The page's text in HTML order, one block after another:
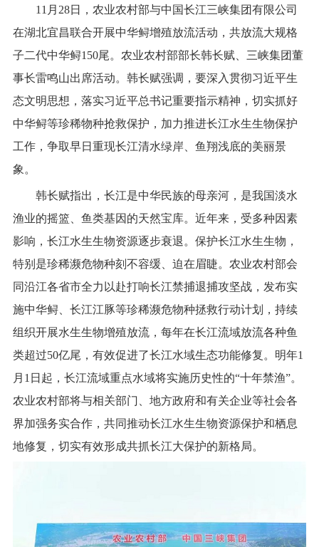
11 月 28日，农业农村部与中国长江三峡集团有限公司
在湖北宜昌联合开展中华鲟增殖放流活动，共放流大规格
子二代中华鲟150尾。农业农村部部长韩长赋、三峡集团董
事长雷鸣山出席活动。韩长赋强调，要深入贯彻习近平生
态文明思想，落实习近平总书记重要指示精神，切实抓好
中华鲟等珍稀物种抢救保护，加力推进长江水生生物保护
工作，争取早日重现长江清水绿岸、鱼翔浅底的美丽景
象。
韩长赋指出，长江是中华民族的母亲河，是我国淡水
渔业的摇篮、鱼类基因的天然宝库。近年来，受多种因素
影响，长江水生生物资源逐步衰退。保护长江水生生物，
特别是珍稀濒危物种刻不容缓、迫在眉睫。农业农村部会
同沿江各省市全力以赴打响长江禁捕退捕攻坚战，发布实
施中华鲟、长江江豚等珍稀濒危物种拯救行动计划，持续
组织开展水生生物增殖放流，每年在长江流域放流各种鱼
类超过50亿尾，有效促进了长江水域生态功能修复。明年1
月 1 日起，长江流域重点水域将实施历史性的“十年禁渔”。
农业农村部将与相关部门、地方政府和有关企业等社会各
界加强务实合作，共同推动长江水生生物资源保护和栖息
地修复，切实有效形成共抓长江大保护的新格局。